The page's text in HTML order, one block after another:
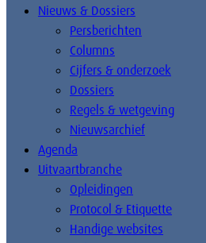
Nieuws & Dossiers
Persberichten
Columns
Cijfers & onderzoek
Dossiers
Regels & wetgeving
Nieuwsarchief
Agenda
Uitvaartbranche
Opleidingen
Protocol & Etiquette
Handige websites